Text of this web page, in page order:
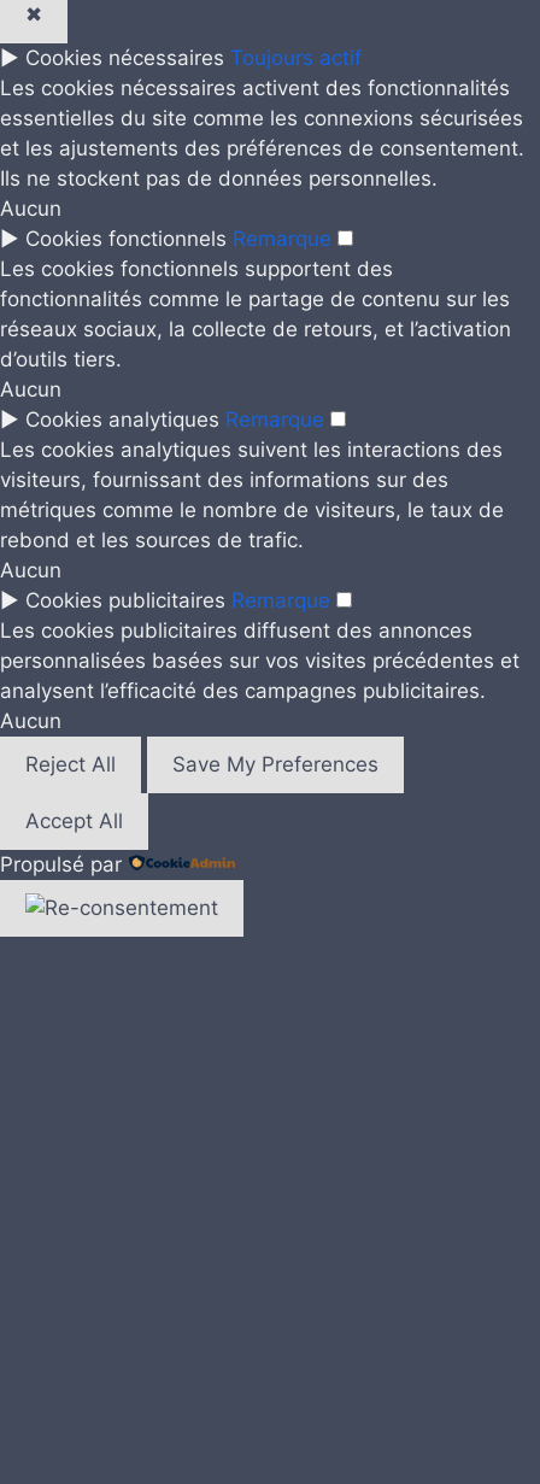
✖
► Cookies nécessaires Toujours actif
Les cookies nécessaires activent des fonctionnalités
essentielles du site comme les connexions sécurisées
et les ajustements des préférences de consentement.
Ils ne stockent pas de données personnelles.
Aucun
► Cookies fonctionnels Remarque
Les cookies fonctionnels supportent des
fonctionnalités comme le partage de contenu sur les
réseaux sociaux, la collecte de retours, et l’activation
d’outils tiers.
Aucun
► Cookies analytiques Remarque
Les cookies analytiques suivent les interactions des
visiteurs, fournissant des informations sur des
métriques comme le nombre de visiteurs, le taux de
rebond et les sources de trafic.
Aucun
► Cookies publicitaires Remarque
Les cookies publicitaires diffusent des annonces
personnalisées basées sur vos visites précédentes et
analysent l’efficacité des campagnes publicitaires.
Aucun
Reject All
Save My Preferences
Accept All
Propulsé par